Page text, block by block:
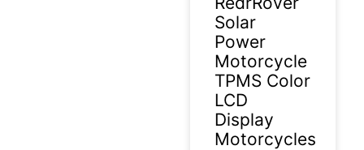
Solar
Power
Motorcycle
TPMS Color
LCD
Display
Motorcycles